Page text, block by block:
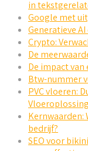
in
Google met
Generatieve
Crypto:
De
De impact van
Btw-nummer
PVC vloeren:
Kernwaarden:
bedrijf?
SEO voor